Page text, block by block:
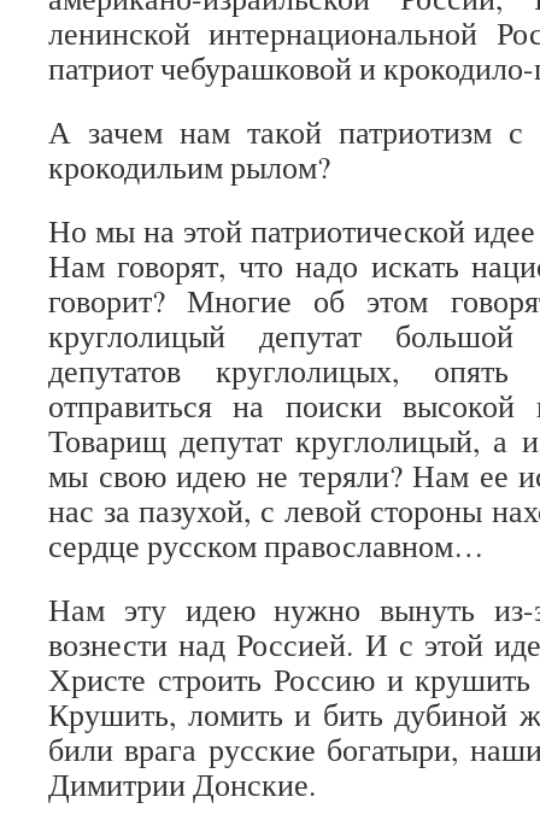
ленинской интернациональной
патриот чебурашковой и
А зачем нам такой патриотизм
крокодильим рылом?
Но мы на этой патриотической
Нам говорят, что надо искать
говорит? Многие об этом
круглолицый депутат
депутатов круглолицых,
отправиться на поиски высокой
Товарищ депутат круглолицый, а
мы свою идею не теряли? Нам ее
нас за пазухой, с левой стороны
сердце русском православном…
Нам эту идею нужно вынуть из-
вознести над Россией. И с этой
Христе строить Россию и крушить
Крушить, ломить и бить дубиной
били врага русские богатыри,
Димитрии Донские.